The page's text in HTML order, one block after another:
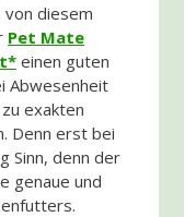
von diesem
Pet Mate
einen guten
Abwesenheit
exakten
Denn erst bei
Sinn, denn der
genaue und